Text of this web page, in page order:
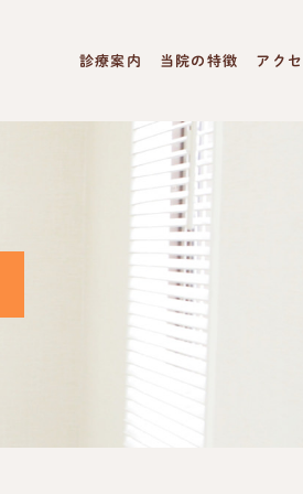
診療案内 当院の特徴 アクセ